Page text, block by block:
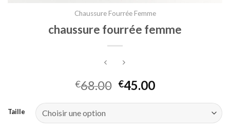
Chaussure Fourrée Femme
chaussure fourrée femme
€68.00 €45.00
Taille